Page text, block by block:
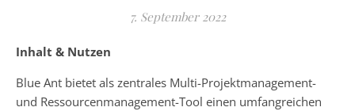
7. September 2022
Inhalt & Nutzen
Blue Ant bietet als zentrales Multi-Projektmanagement-
und Ressourcenmanagement-Tool einen umfangreichen